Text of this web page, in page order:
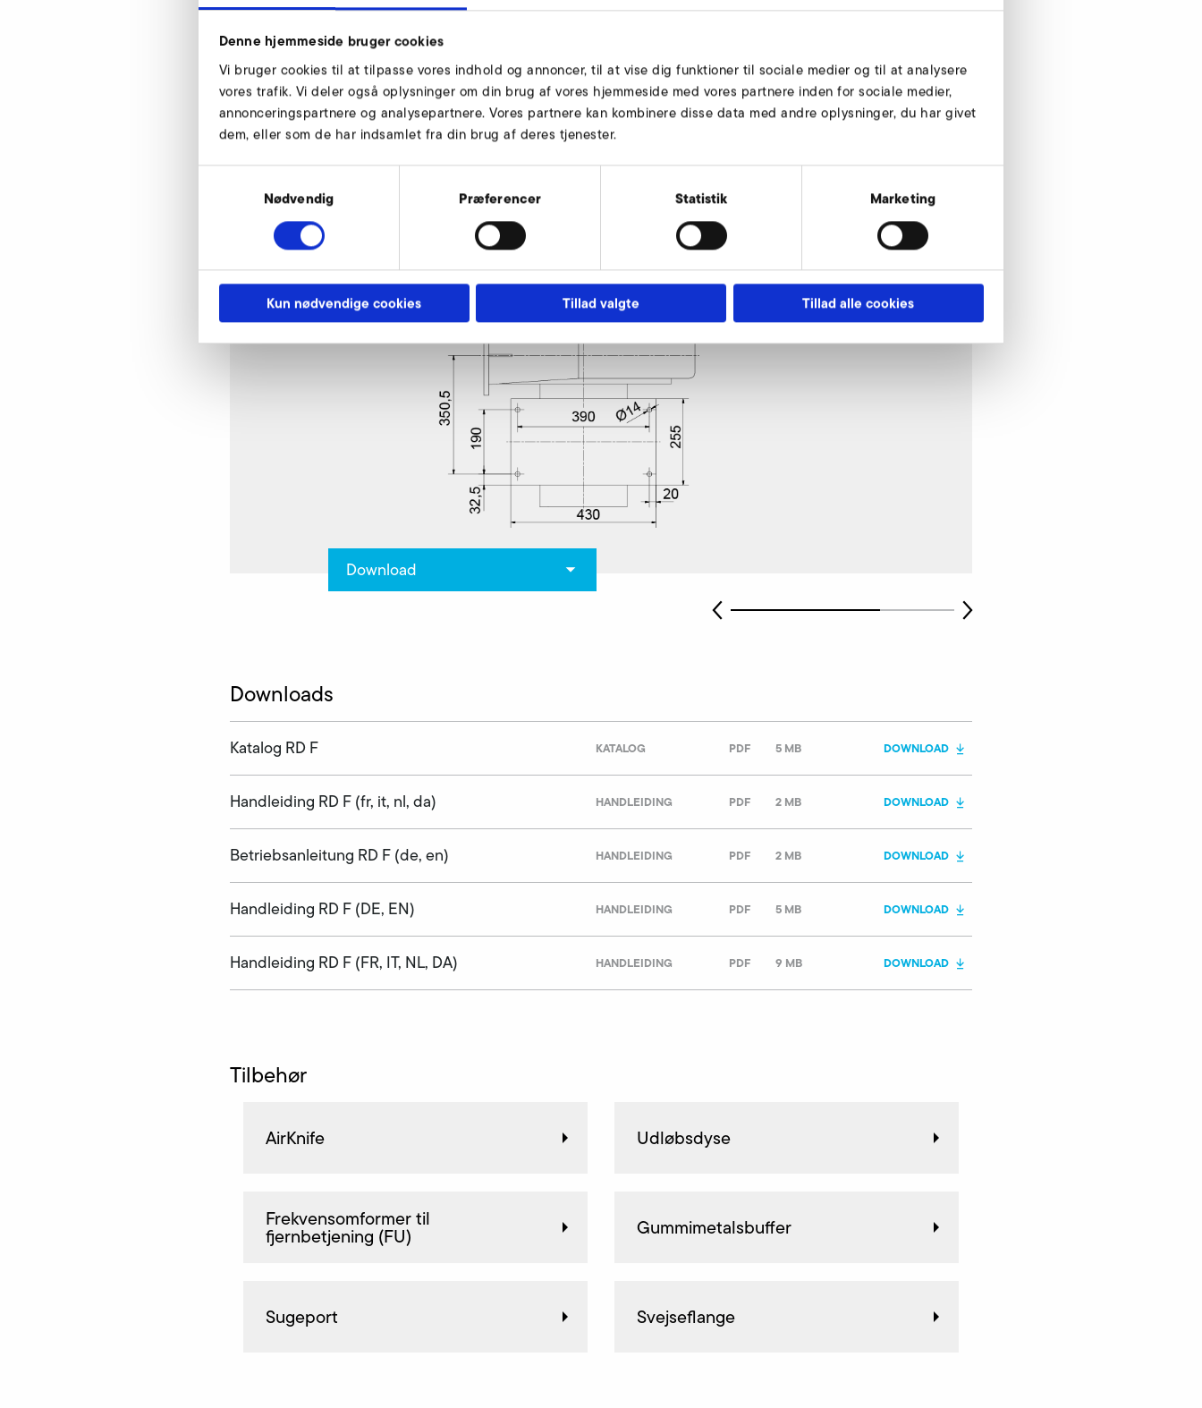
Denne hjemmeside bruger cookies
Vi bruger cookies til at tilpasse vores indhold og annoncer, til at vise dig funktioner til sociale medier og til at analysere
vores trafik. Vi deler også oplysninger om din brug af vores hjemmeside med vores partnere inden for sociale medier,
annonceringspartnere og analysepartnere. Vores partnere kan kombinere disse data med andre oplysninger, du har givet
dem, eller som de har indsamlet fra din brug af deres tjenester.
Nødvendig Præferencer Statistik Marketing
Kun nødvendige cookies Tillad valgte Tillad alle cookies
Ventilatorens omdrejningstal
Vægt
Tekniske tegninger
Download
Downloads
Katalog RD F KATALOG PDF 5 MB DOWNLOAD
Handleiding RD F (fr, it, nl, da) HANDLEIDING PDF 2 MB DOWNLOAD
Betriebsanleitung RD F (de, en) HANDLEIDING PDF 2 MB DOWNLOAD
Handleiding RD F (DE, EN) HANDLEIDING PDF 5 MB DOWNLOAD
Handleiding RD F (FR, IT, NL, DA) HANDLEIDING PDF 9 MB DOWNLOAD
Tilbehør
AirKnife Udløbsdyse
Frekvensomformer til
fjernbetjening (FU) Gummimetalsbuffer
Sugeport Svejseflange